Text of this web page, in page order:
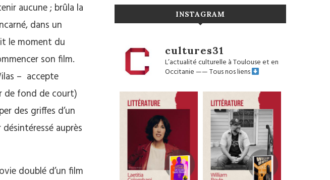
aucune ; brûla la
dans un
le moment du
son film.
– accepte
de fond de court)
des griffes d’un
auprès
doublé d’un film
INSTAGRAM
cultures31
L’actualité culturelle à Toulouse et en
Occitanie——Tous nos liens